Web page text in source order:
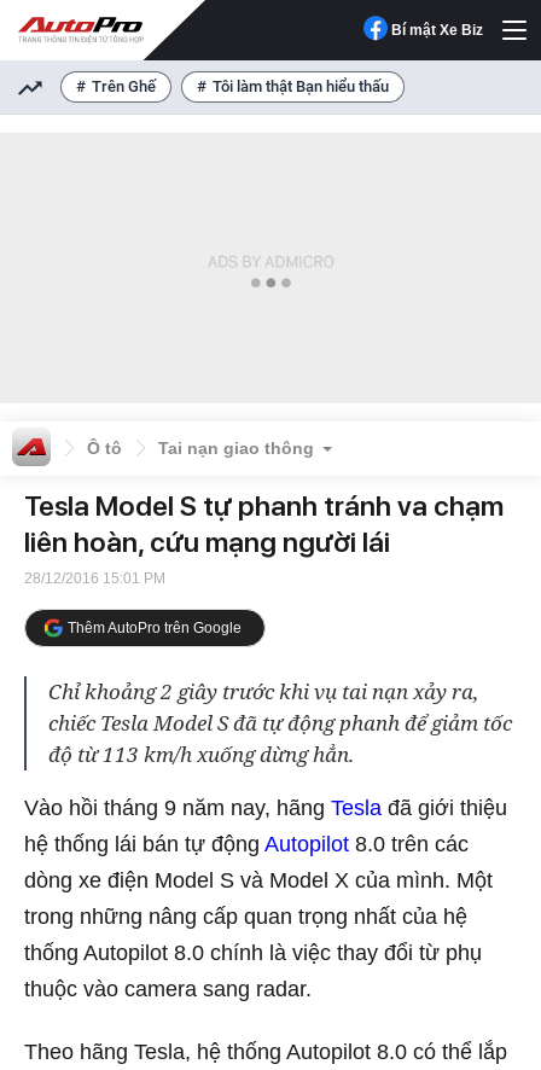
Bí mật Xe Biz
Trên Ghế Tôi làm thật Bạn hiểu thấu
Ô tô Tai nạn giao thông
Tesla Model S tự phanh tránh va chạm
liên hoàn, cứu mạng người lái
28/12/2016 15:01 PM
Thêm AutoPro trên Google
Chỉ khoảng 2 giây trước khi vụ tai nạn xảy ra,
chiếc Tesla Model S đã tự động phanh để giảm tốc
độ từ 113 km/h xuống dừng hẳn.
Vào hồi tháng 9 năm nay, hãng Tesla đã giới thiệu
hệ thống lái bán tự động Autopilot 8.0 trên các
dòng xe điện Model S và Model X của mình. Một
trong những nâng cấp quan trọng nhất của hệ
thống Autopilot 8.0 chính là việc thay đổi từ phụ
thuộc vào camera sang radar.
Theo hãng Tesla, hệ thống Autopilot 8.0 có thể lắp